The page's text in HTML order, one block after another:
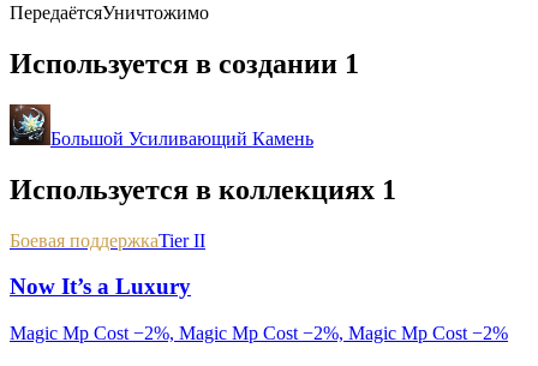
ПередаётсяУничтожимо
Используется в создании 1
Большой Усиливающий Камень
Используется в коллекциях 1
Боевая поддержкаTier II
Now It’s a Luxury
Magic Mp Cost −2%, Magic Mp Cost −2%, Magic Mp Cost −2%